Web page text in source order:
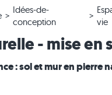
Carrelage blanc
Carrelage beige
Carrelage gris
Dalles beiges
Dalles grises
Blocs marches en gneiss
Blocs marches en pierre calcaire
Marbre
Grès
Ardoise
Idées-de-
conception
vie
- mise en
: sol et mur en pierre